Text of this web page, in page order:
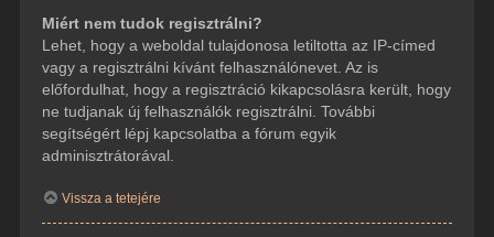
Miért nem tudok regisztrálni?
Lehet, hogy a weboldal tulajdonosa letiltotta az IP-címed
vagy a regisztrálni kívánt felhasználónevet. Az is
előfordulhat, hogy a regisztráció kikapcsolásra került, hogy
ne tudjanak új felhasználók regisztrálni. További
segítségért lépj kapcsolatba a fórum egyik
adminisztrátorával.
Vissza a tetejére